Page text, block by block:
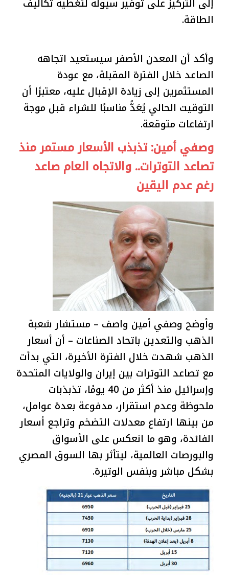
الطاقة.
وأكد أن المعدن الأصفر سيستعيد اتجاهه
الصاعد خلال الفترة المقبلة، مع عودة
المستثمرين إلى زيادة الإقبال عليه، معتبرًا أن
التوقيت الحالي يُعَدُّ مناسبًا للشراء قبل موجة
ارتفاعات متوقعة.
وصفي أمين: تذبذب الأسعار مستمر منذ
تصاعد التوترات.. والاتجاه العام صاعد
رغم عدم اليقين
وأوضح وصفي أمين واصف – مستشار شعبة
الذهب والتعدين باتحاد الصناعات – أن أسعار
الذهب شهدت خلال الفترة الأخيرة، التي بدأت
مع تصاعد التوترات بين إيران والولايات المتحدة
وإسرائيل منذ أكثر من 40 يومًا، تذبذبات
ملحوظة وعدم استقرار، مدفوعة بعدة عوامل،
من بينها ارتفاع معدلات التضخم وتراجع أسعار
الفائدة، وهو ما انعكس على الأسواق
والبورصات العالمية، ليتأثر بها السوق المصري
بشكل مباشر وبنفس الوتيرة.